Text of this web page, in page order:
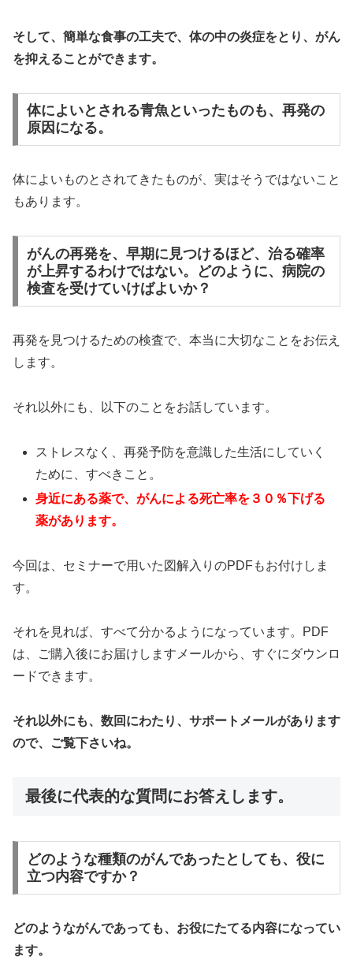
そして、簡単な食事の工夫で、体の中の炎症をとり、がん
を抑えることができます。
体によいとされる青魚といったものも、再発の
原因になる。
体によいものとされてきたものが、実はそうではないこと
もあります。
がんの再発を、早期に見つけるほど、治る確率
が上昇するわけではない。どのように、病院の
検査を受けていけばよいか？
再発を見つけるための検査で、本当に大切なことをお伝え
します。
それ以外にも、以下のことをお話しています。
ストレスなく、再発予防を意識した生活にしていく
ために、すべきこと。
身近にある薬で、がんによる死亡率を３０％下げる
薬があります。
今回は、セミナーで用いた図解入りのPDFもお付けしま
す。
それを見れば、すべて分かるようになっています。PDF
は、ご購入後にお届けしますメールから、すぐにダウンロ
ードできます。
それ以外にも、数回にわたり、サポートメールがあります
ので、ご覧下さいね。
最後に代表的な質問にお答えします。
どのような種類のがんであったとしても、役に
立つ内容ですか？
どのようながんであっても、お役にたてる内容になってい
ます。